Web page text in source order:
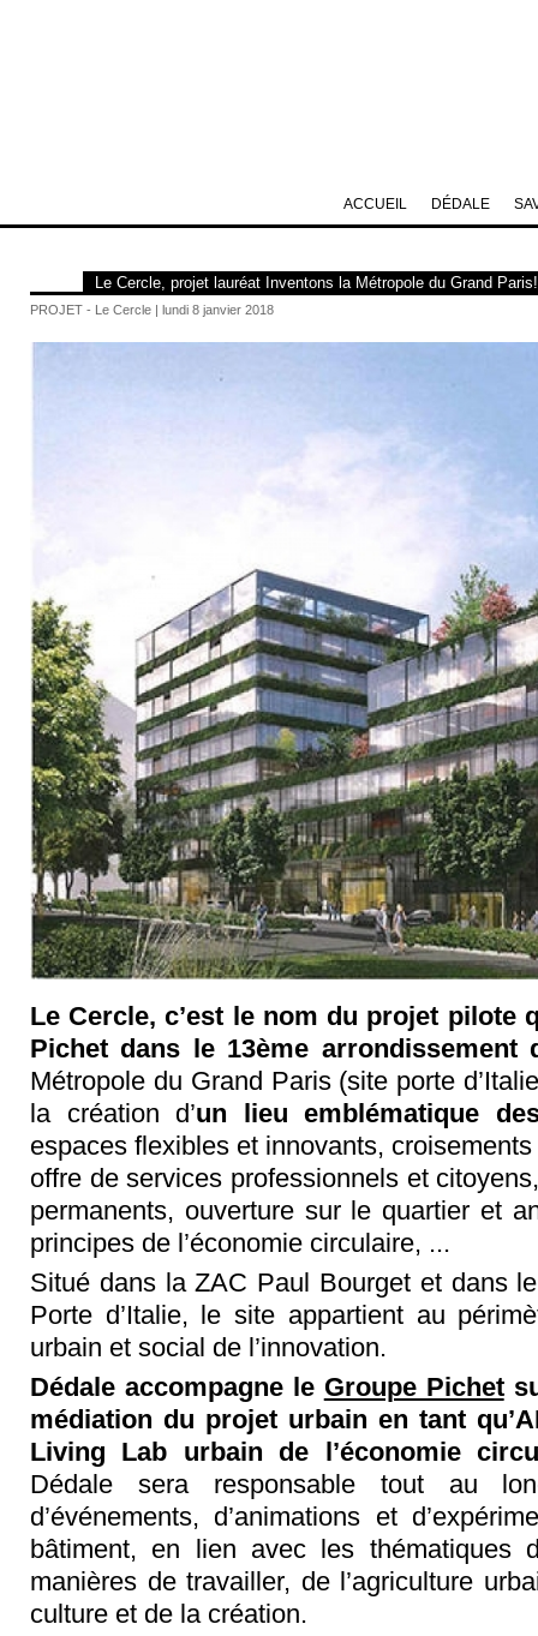
Le Cercle, projet lauréat Inventons la Métropole du Grand
PROJET - Le Cercle | lundi 8 janvier 2018
Le Cercle, c’est le nom du projet pilote
Pichet dans le 13ème arrondissement
Métropole du Grand Paris (site porte
la création d’un lieu emblématique
espaces flexibles et innovants,
offre de services professionnels et
permanents, ouverture sur le quartier et
principes de l’économie circulaire, ...
Situé dans la ZAC Paul Bourget et dans
Porte d’Italie, le site appartient au
urbain et social de l’innovation.
Dédale accompagne le Groupe Pichet
médiation du projet urbain en tant
Living Lab urbain de l’économie
Dédale sera responsable tout au
d’événements, d’animations et
bâtiment, en lien avec les thématiques
manières de travailler, de l’agriculture
culture et de la création.
DÉDALE
ACCUEIL